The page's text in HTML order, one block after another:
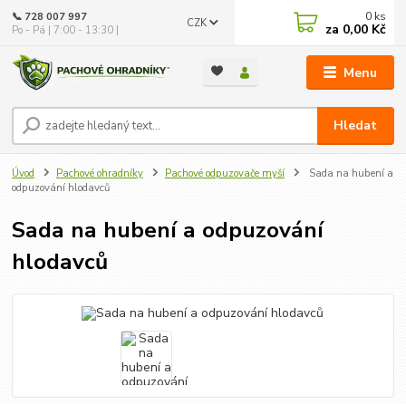
Menu
CZK
Hledat
📞 728 007 997
Po - Pá | 7:00 - 13:30 |
0 ks
za 0,00 Kč
Úvod Pachové ohradníky Pachové odpuzovače myší
Sada na hubení a
odpuzování hlodavců
Sada na hubení a odpuzování
hlodavců